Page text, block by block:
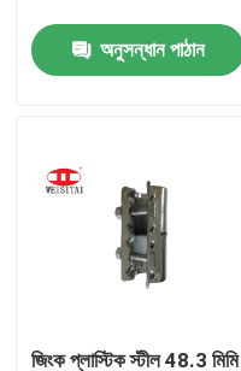
যোগাযোগ করুন
ইস্পাত ভারা পার্টস
ফ্রেম ভারা পার্টস
অনুসন্ধান পাঠান
জিংক প্লাস্টিক স্টীল 48.3 মিমি